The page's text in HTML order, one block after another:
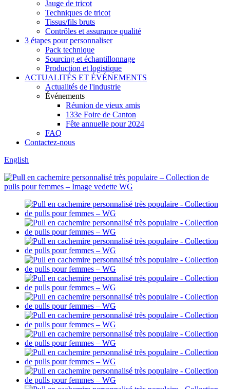
Jauge de tricot
Techniques de tricot
Tissus/fils bruts
Contrôles et assurance qualité
3 étapes pour personnaliser
Pack technique
Sourcing et échantillonnage
Production et logistique
ACTUALITÉS ET ÉVÉNEMENTS
Actualités de l'industrie
Événements
Réunion de vieux amis
133e Foire de Canton
Fête annuelle pour 2024
FAQ
Contactez-nous
English